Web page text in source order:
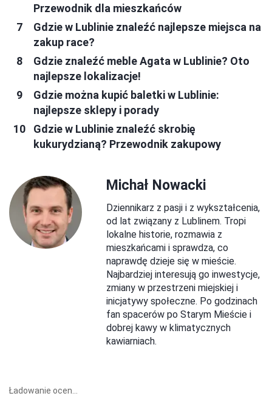
Przewodnik dla mieszkańców
Gdzie w Lublinie znaleźć najlepsze miejsca na
zakup race?
Gdzie znaleźć meble Agata w Lublinie? Oto
najlepsze lokalizacje!
Gdzie można kupić baletki w Lublinie:
najlepsze sklepy i porady
Gdzie w Lublinie znaleźć skrobię
kukurydzianą? Przewodnik zakupowy
Michał Nowacki
Dziennikarz z pasji i z wykształcenia,
od lat związany z Lublinem. Tropi
lokalne historie, rozmawia z
mieszkańcami i sprawdza, co
naprawdę dzieje się w mieście.
Najbardziej interesują go inwestycje,
zmiany w przestrzeni miejskiej i
inicjatywy społeczne. Po godzinach
fan spacerów po Starym Mieście i
dobrej kawy w klimatycznych
kawiarniach.
Ładowanie ocen...